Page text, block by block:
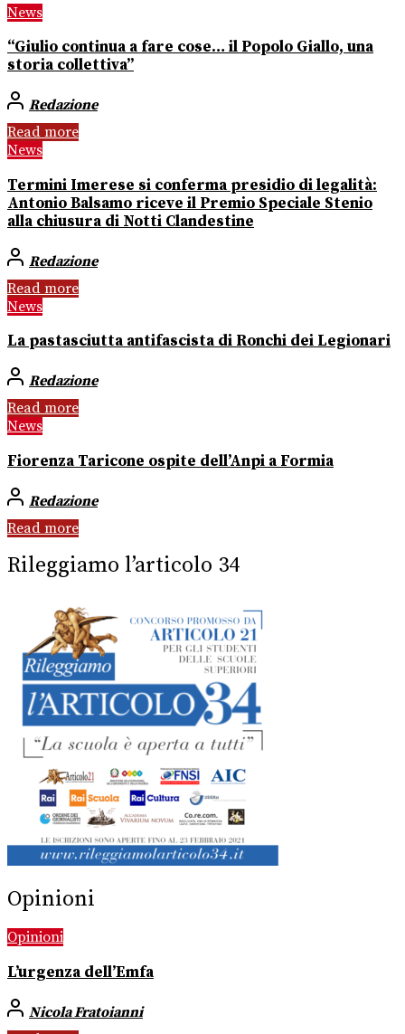
News
“Giulio continua a fare cose… il Popolo Giallo, una
storia collettiva”
Redazione
Read more
News
Termini Imerese si conferma presidio di legalità:
Antonio Balsamo riceve il Premio Speciale Stenio
alla chiusura di Notti Clandestine
Redazione
Read more
News
La pastasciutta antifascista di Ronchi dei Legionari
Redazione
Read more
News
Fiorenza Taricone ospite dell’Anpi a Formia
Redazione
Read more
Rileggiamo l’articolo 34
Opinioni
Opinioni
L’urgenza dell’Emfa
Nicola Fratoianni